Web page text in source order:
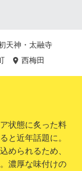
天神・太融寺
西梅田
状態に炙った料
と近年話題に。
められるため、
濃厚な味付けの